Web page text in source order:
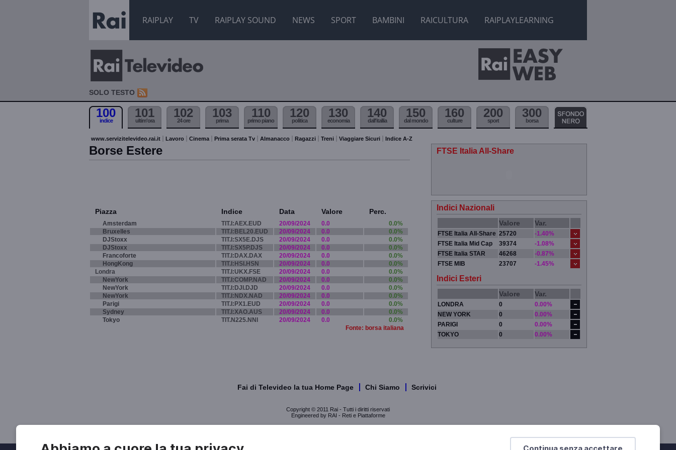
Continua senza accettare
RAIPLAY TV RAIPLAY SOUND NEWS SPORT BAMBINI RAICULTURA RAIPLAYLEARNING
SOLO TESTO
100
indice
101
ultim'ora
102
24 ore
103
prima
110
primo piano
120
politica
130
economia
140
dall'itallia
150
dal mondo
160
culture
200
sport
300
borsa
www.servizitelevideo.rai.it Lavoro Cinema Prima serata Tv Almanacco Ragazzi Treni Viaggiare Sicuri Indice A-Z
Borse Estere
Piazza Indice Data Valore Perc.
Amsterdam TIT.I:AEX.EUD 20/09/2024 0.0
0.0%
Bruxelles
TIT.I:BEL20.EUD 20/09/2024 0.0
0.0%
DJStoxx
TIT.I:SX5E.DJS 20/09/2024 0.0
0.0%
DJStoxx
TIT.I:SX5P.DJS 20/09/2024 0.0
0.0%
Francoforte
TIT.I:DAX.DAX 20/09/2024 0.0
0.0%
HongKong
TIT.I:HSI.HSN 20/09/2024 0.0
0.0%
Londra
TIT.I:UKX.FSE 20/09/2024 0.0
0.0%
NewYork
TIT.I:COMP.NAD 20/09/2024 0.0
0.0%
NewYork
TIT.I:DJI.DJD 20/09/2024 0.0
0.0%
NewYork
TIT.I:NDX.NAD 20/09/2024 0.0
0.0%
Parigi
TIT.I:PX1.EUD 20/09/2024 0.0
0.0%
Sydney
TIT.I:XAO.AUS 20/09/2024 0.0
0.0%
Tokyo
TIT.N225.NNI 20/09/2024 0.0
0.0%
Fonte: borsa italiana
FTSE Italia All-Share
Indici Nazionali
Valore Var.
FTSE Italia All-Share 25720
-1.40%
FTSE Italia Mid Cap
39374
-1.08%
FTSE Italia STAR
46268
-0.87%
FTSE MIB
23707 -1.45%
Indici Esteri
Valore Var.
LONDRA 0
0.00%
NEW YORK
0
0.00%
PARIGI
0
0.00%
TOKYO
0 0.00%
Fai di Televideo la tua Home Page Chi Siamo Scrivici
Copyright © 2011 Rai - Tutti i diritti riservati
Engineered by RAI - Reti e Piattaforme